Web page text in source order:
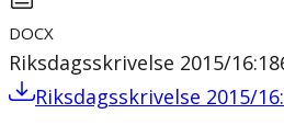
DOCX
Riksdagsskrivelse 2015/
Riksdagsskrivelse 2015/